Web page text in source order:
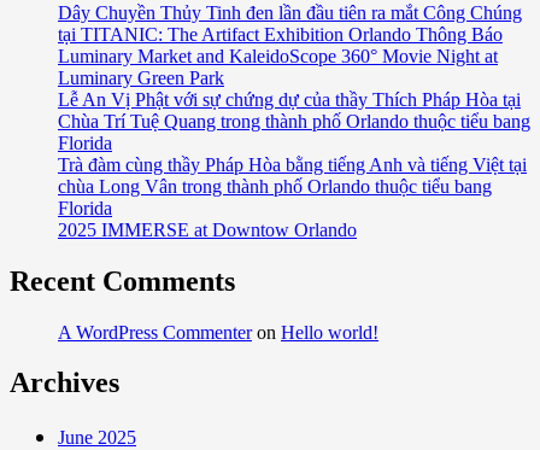
Dây Chuyền Thủy Tinh đen lần đầu tiên ra mắt Công Chúng
tại TITANIC: The Artifact Exhibition Orlando Thông Báo
Luminary Market and KaleidoScope 360° Movie Night at
Luminary Green Park
Lễ An Vị Phật với sự chứng dự của thầy Thích Pháp Hòa tại
Chùa Trí Tuệ Quang trong thành phố Orlando thuộc tiểu bang
Florida
Trà đàm cùng thầy Pháp Hòa bằng tiếng Anh và tiếng Việt tại
chùa Long Vân trong thành phố Orlando thuộc tiểu bang
Florida
2025 IMMERSE at Downtow Orlando
Recent Comments
A WordPress Commenteron Hello world!
Archives
June 2025